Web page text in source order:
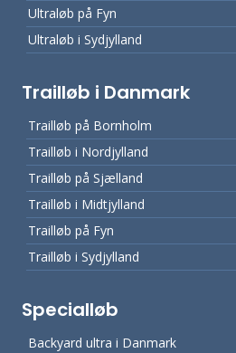
Ultraløb på Fyn
Ultraløb i Sydjylland
Trailløb i Danmark
Trailløb på Bornholm
Trailløb i Nordjylland
Trailløb på Sjælland
Trailløb i Midtjylland
Trailløb på Fyn
Trailløb i Sydjylland
Specialløb
Backyard ultra i Danmark